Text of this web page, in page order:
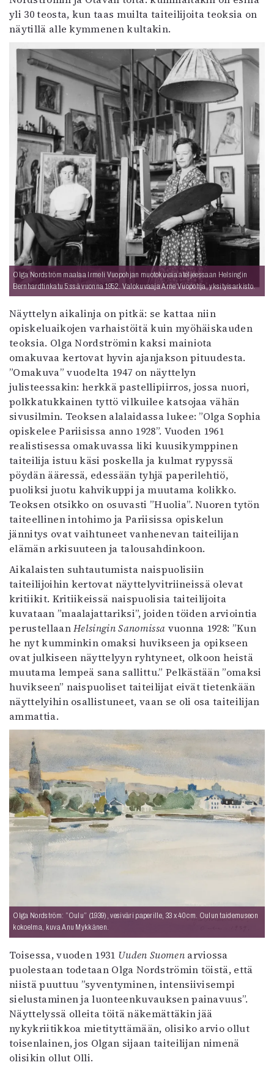
yli 30 teosta, kun taas muilta taiteilijoita teoksia on
näytillä alle kymmenen kultakin.
Olga Nordström maalaa Irmeli Vuopohjan muotokuvaa ateljeessaan Helsingin
Bernhardtinkatu 5:ssä vuonna 1952. Valokuvaaja Arne Vuopohja, yksityisarkisto.
Näyttelyn aikalinja on pitkä: se kattaa niin
opiskeluaikojen varhaistöitä kuin myöhäiskauden
teoksia. Olga Nordströmin kaksi mainiota
omakuvaa kertovat hyvin ajanjakson pituudesta.
”Omakuva” vuodelta 1947 on näyttelyn
julisteessakin: herkkä pastellipiirros, jossa nuori,
polkkatukkainen tyttö vilkuilee katsojaa vähän
sivusilmin. Teoksen alalaidassa lukee: ”Olga Sophia
opiskelee Pariisissa anno 1928”. Vuoden 1961
realistisessa omakuvassa liki kuusikymppinen
taiteilija istuu käsi poskella ja kulmat rypyssä
pöydän ääressä, edessään tyhjä paperilehtiö,
puoliksi juotu kahvikuppi ja muutama kolikko.
Teoksen otsikko on osuvasti ”Huolia”. Nuoren tytön
taiteellinen intohimo ja Pariisissa opiskelun
jännitys ovat vaihtuneet vanhenevan taiteilijan
elämän arkisuuteen ja talousahdinkoon.
Aikalaisten suhtautumista naispuolisiin
taiteilijoihin kertovat näyttelyvitriineissä olevat
kritiikit. Kritiikeissä naispuolisia taiteilijoita
kuvataan ”maalajattariksi”, joiden töiden arviointia
perustellaanHelsingin Sanomissa vuonna 1928: ”Kun
he nyt kumminkin omaksi huvikseen ja opikseen
ovat julkiseen näyttelyyn ryhtyneet, olkoon heistä
muutama lempeä sana sallittu.” Pelkästään ”omaksi
huvikseen” naispuoliset taiteilijat eivät tietenkään
näyttelyihin osallistuneet, vaan se oli osa taiteilijan
ammattia.
Olga Nordström: ”Oulu” (1939), vesiväri paperille, 33 x 40 cm. Oulun taidemuseon
kokoelma, kuva Anu Mykkänen.
Toisessa, vuoden 1931 Uuden Suomen arviossa
puolestaan todetaan Olga Nordströmin töistä, että
niistä puuttuu ”syventyminen, intensiivisempi
sielustaminen ja luonteenkuvauksen painavuus”.
Näyttelyssä olleita töitä näkemättäkin jää
nykykriitikkoa mietityttämään, olisiko arvio ollut
toisenlainen, jos Olgan sijaan taiteilijan nimenä
olisikin ollut Olli.